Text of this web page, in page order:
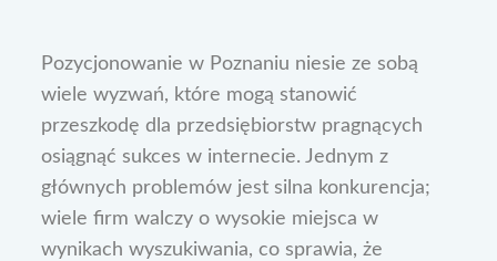
Pozycjonowanie w Poznaniu niesie ze sobą
wiele wyzwań, które mogą stanowić
przeszkodę dla przedsiębiorstw pragnących
osiągnąć sukces w internecie. Jednym z
głównych problemów jest silna konkurencja;
wiele firm walczy o wysokie miejsca w
wynikach wyszukiwania, co sprawia, że